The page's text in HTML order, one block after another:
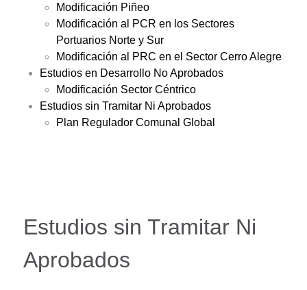
Modificación Piñeo
Modificación al PCR en los Sectores
Portuarios Norte y Sur
Modificación al PRC en el Sector Cerro Alegre
Estudios en Desarrollo No Aprobados
Modificación Sector Céntrico
Estudios sin Tramitar Ni Aprobados
Plan Regulador Comunal Global
Estudios sin Tramitar Ni
Aprobados